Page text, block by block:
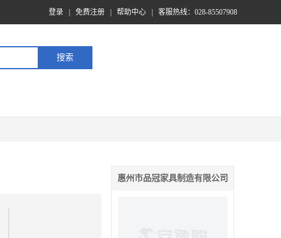
登录 免费注册 帮助中心 客服热线：028-85507908
惠州市品冠家具制造有限公司